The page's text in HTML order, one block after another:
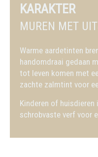
KARAKTER
MUREN MET
Warme aardetinten
handomdraai gedaan
tot leven komen met
zachte zalmtint voor
Kinderen of huisdieren
schrobvaste verf voor